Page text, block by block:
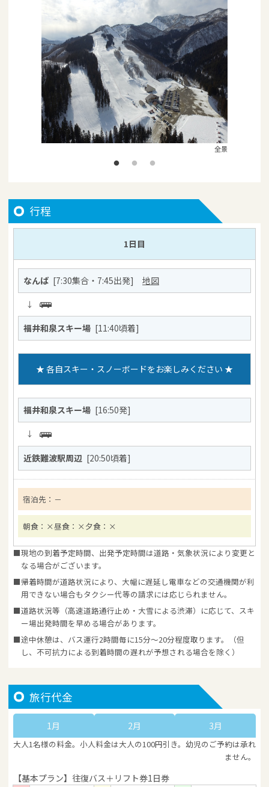
全景
行程
1日目
なんば [7:30集合・7:45出発] 地図
↓
福井和泉スキー場 [11:40頃着]
★ 各自スキー・スノーボードをお楽しみください ★
福井和泉スキー場 [16:50発]
↓
近鉄難波駅周辺 [20:50頃着]
宿泊先： －
朝食：×昼食：× 夕食：×
現地の到着予定時間、出発予定時間は道路・気象状況により変更と
なる場合がございます。
帰着時間が道路状況により、大幅に遅延し電車などの交通機関が利
用できない場合もタクシー代等の請求には応じられません。
道路状況等（高速道路通行止め・大雪による渋滞）に応じて、スキ
ー場出発時間を早める場合があります。
途中休憩は、バス運行2時間毎に15分～20分程度取ります。（但
し、不可抗力による到着時間の遅れが予想される場合を除く）
旅行代金
1月 2月 3月
大人1名様の料金。小人料金は大人の100円引き。幼児のご予約は承れ
ません。
【基本プラン】往復バス＋リフト券1日券